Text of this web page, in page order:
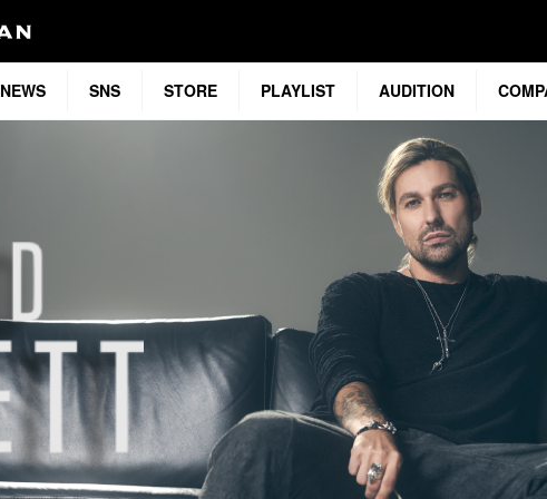
NEWS SNS STORE PLAYLIST AUDITION